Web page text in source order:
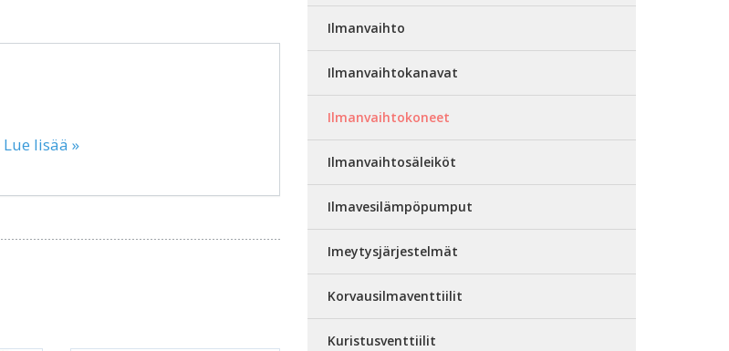
Lue lisää »
Ilmanvaihto
Ilmanvaihtokanavat
Ilmanvaihtokoneet
Ilmanvaihtosäleiköt
Ilmavesilämpöpumput
Imeytysjärjestelmät
Korvausilmaventtiilit
Kuristusventtiilit